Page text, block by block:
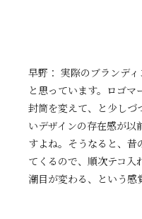
早野： 実際のブランデ
と思っています。ロゴマ
封筒を変えて、と少しづ
いデザインの存在感が以
すよね。そうなると、昔
てくるので、順次テコ入
潮目が変わる、という感